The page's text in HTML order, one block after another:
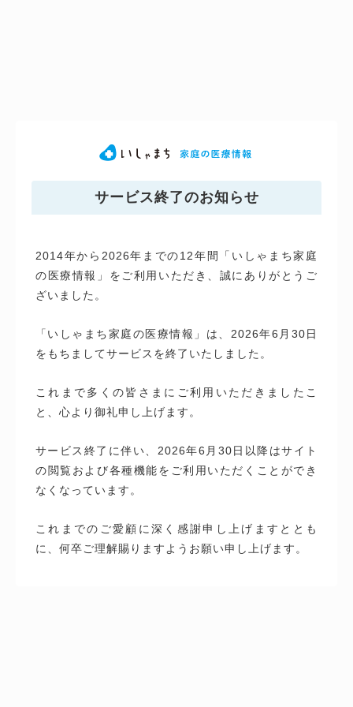
サービス終了のお知らせ
2014年から2026年までの12年間「いしゃまち家庭
の医療情報」をご利用いただき、誠にありがとうご
ざいました。
「いしゃまち家庭の医療情報」は、2026年6月30日
をもちましてサービスを終了いたしました。
これまで多くの皆さまにご利用いただきましたこ
と、心より御礼申し上げます。
サービス終了に伴い、2026年6月30日以降はサイト
の閲覧および各種機能をご利用いただくことができ
なくなっています。
これまでのご愛顧に深く感謝申し上げますととも
に、何卒ご理解賜りますようお願い申し上げます。